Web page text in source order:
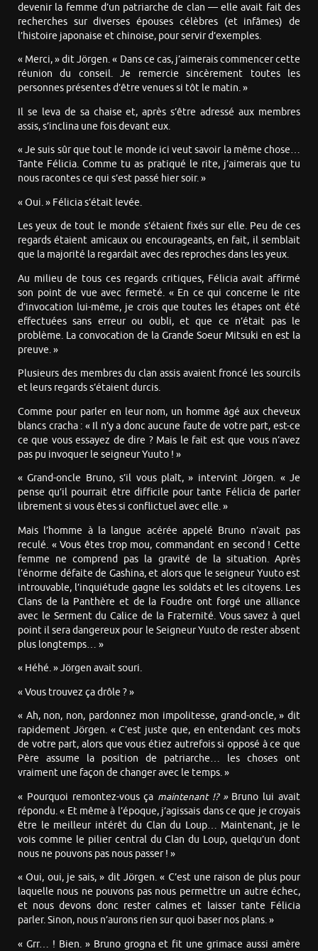
devenir la femme d’un patriarche de clan — elle avait fait des
recherches sur diverses épouses célèbres (et infâmes) de
l’histoire japonaise et chinoise, pour servir d’exemples.
« Merci, » dit Jörgen. « Dans ce cas, j’aimerais commencer cette
réunion du conseil. Je remercie sincèrement toutes les
personnes présentes d’être venues si tôt le matin. »
Il se leva de sa chaise et, après s’être adressé aux membres
assis, s’inclina une fois devant eux.
« Je suis sûr que tout le monde ici veut savoir la même chose…
Tante Félicia. Comme tu as pratiqué le rite, j’aimerais que tu
nous racontes ce qui s’est passé hier soir. »
« Oui. » Félicia s’était levée.
Les yeux de tout le monde s’étaient fixés sur elle. Peu de ces
regards étaient amicaux ou encourageants, en fait, il semblait
que la majorité la regardait avec des reproches dans les yeux.
Au milieu de tous ces regards critiques, Félicia avait affirmé
son point de vue avec fermeté. « En ce qui concerne le rite
d’invocation lui-même, je crois que toutes les étapes ont été
effectuées sans erreur ou oubli, et que ce n’était pas le
problème. La convocation de la Grande Soeur Mitsuki en est la
preuve. »
Plusieurs des membres du clan assis avaient froncé les sourcils
et leurs regards s’étaient durcis.
Comme pour parler en leur nom, un homme âgé aux cheveux
blancs cracha : « Il n’y a donc aucune faute de votre part, est-ce
ce que vous essayez de dire ? Mais le fait est que vous n’avez
pas pu invoquer le seigneur Yuuto ! »
« Grand-oncle Bruno, s’il vous plaît, » intervint Jörgen. « Je
pense qu’il pourrait être difficile pour tante Félicia de parler
librement si vous êtes si conflictuel avec elle. »
Mais l’homme à la langue acérée appelé Bruno n’avait pas
reculé. « Vous êtes trop mou, commandant en second ! Cette
femme ne comprend pas la gravité de la situation. Après
l’énorme défaite de Gashina, et alors que le seigneur Yuuto est
introuvable, l’inquiétude gagne les soldats et les citoyens. Les
Clans de la Panthère et de la Foudre ont forgé une alliance
avec le Serment du Calice de la Fraternité. Vous savez à quel
point il sera dangereux pour le Seigneur Yuuto de rester absent
plus longtemps… »
« Héhé. » Jörgen avait souri.
« Vous trouvez ça drôle ? »
« Ah, non, non, pardonnez mon impolitesse, grand-oncle, » dit
rapidement Jörgen. « C’est juste que, en entendant ces mots
de votre part, alors que vous étiez autrefois si opposé à ce que
Père assume la position de patriarche… les choses ont
vraiment une façon de changer avec le temps. »
« Pourquoi remontez-vous ça maintenant !? » Bruno lui avait
répondu. « Et même à l’époque, j’agissais dans ce que je croyais
être le meilleur intérêt du Clan du Loup… Maintenant, je le
vois comme le pilier central du Clan du Loup, quelqu’un dont
nous ne pouvons pas nous passer ! »
« Oui, oui, je sais, » dit Jörgen. « C’est une raison de plus pour
laquelle nous ne pouvons pas nous permettre un autre échec,
et nous devons donc rester calmes et laisser tante Félicia
parler. Sinon, nous n’aurons rien sur quoi baser nos plans. »
« Grr… ! Bien. » Bruno grogna et fit une grimace aussi amère